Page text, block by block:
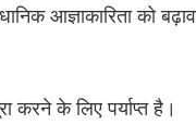
आज्ञाकारिता को
के लिए पर्याप्त है।